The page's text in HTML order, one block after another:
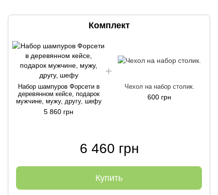
Комплект
Набор шампуров Форсети в
деревянном кейсе, подарок
мужчине, мужу, другу, шефу
5 860 грн
Чехол на набор столик.
600 грн
6 460 грн
Купить